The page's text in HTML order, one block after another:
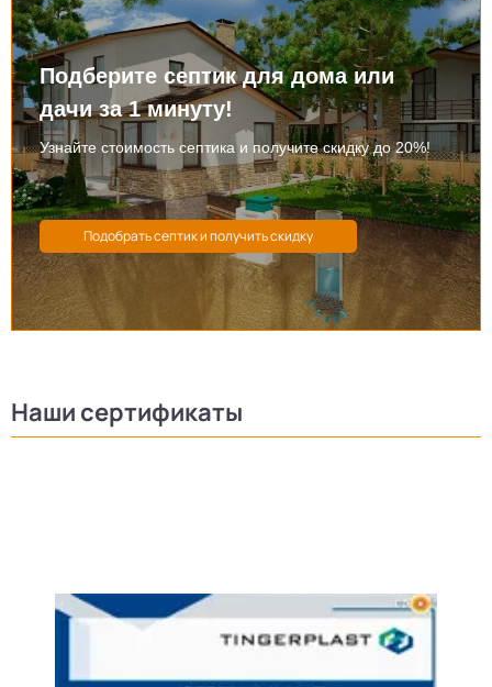
Подберите септик для дома или
дачи за 1 минуту!
Узнайте стоимость септика и получите скидку до 20%!
Наши сертификаты